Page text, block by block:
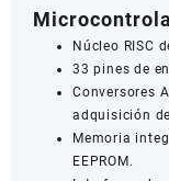
Núcleo RISC
33 pines de
Conversores
adquisición
Memoria
EEPROM.